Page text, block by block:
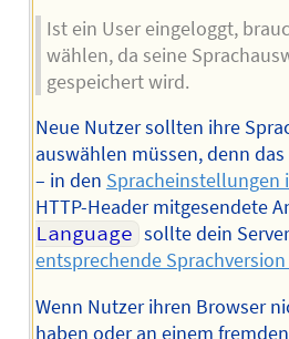
Ist ein User eingeloggt,
wählen, da seine
gespeichert wird.
Neue Nutzer sollten ihre
auswählen müssen, denn
– in den Spracheinstellungen
HTTP-Header mitgesendete
Language sollte dein
entsprechende
Wenn Nutzer ihren Browser
haben oder an einem